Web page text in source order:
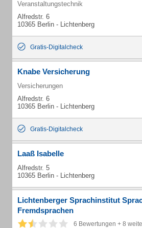
Veranstaltungstechnik
Alfredstr. 6
10365 Berlin - Lichtenberg
Gratis-Digitalcheck
Knabe Versicherung
Versicherungen
Alfredstr. 6
10365 Berlin - Lichtenberg
Gratis-Digitalcheck
Laaß Isabelle
Alfredstr. 5
10365 Berlin - Lichtenberg
Lichtenberger Sprachinstitut
Fremdsprachen
6 Bewertungen + 8